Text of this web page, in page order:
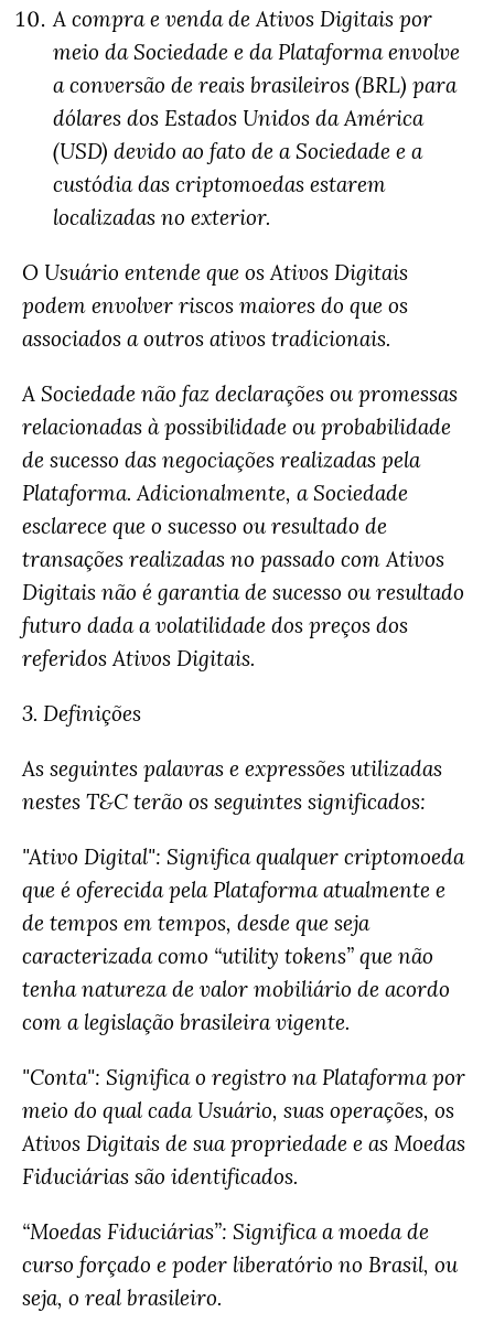
A compra e venda de Ativos Digitais por
meio da Sociedade e da Plataforma envolve
a conversão de reais brasileiros (BRL) para
dólares dos Estados Unidos da América
(USD) devido ao fato de a Sociedade e a
custódia das criptomoedas estarem
localizadas no exterior.
O Usuário entende que os Ativos Digitais
podem envolver riscos maiores do que os
associados a outros ativos tradicionais.
A Sociedade não faz declarações ou promessas
relacionadas à possibilidade ou probabilidade
de sucesso das negociações realizadas pela
Plataforma. Adicionalmente, a Sociedade
esclarece que o sucesso ou resultado de
transações realizadas no passado com Ativos
Digitais não é garantia de sucesso ou resultado
futuro dada a volatilidade dos preços dos
referidos Ativos Digitais.
3. Definições
As seguintes palavras e expressões utilizadas
nestes T&C terão os seguintes significados:
"Ativo Digital": Significa qualquer criptomoeda
que é oferecida pela Plataforma atualmente e
de tempos em tempos, desde que seja
caracterizada como “utility tokens” que não
tenha natureza de valor mobiliário de acordo
com a legislação brasileira vigente.
"Conta": Significa o registro na Plataforma por
meio do qual cada Usuário, suas operações, os
Ativos Digitais de sua propriedade e as Moedas
Fiduciárias são identificados.
“Moedas Fiduciárias”: Significa a moeda de
curso forçado e poder liberatório no Brasil, ou
seja, o real brasileiro.